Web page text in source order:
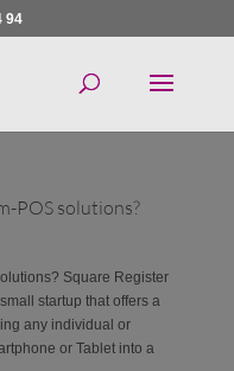
94
POS solutions?
Square Register
startup that offers a
any individual or
or Tablet into a